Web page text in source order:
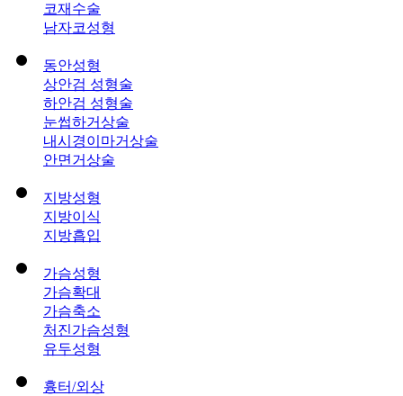
코재수술
남자코성형
동안성형
상안검 성형술
하안검 성형술
눈썹하거상술
내시경이마거상술
안면거상술
지방성형
지방이식
지방흡입
가슴성형
가슴확대
가슴축소
처진가슴성형
유두성형
흉터/외상